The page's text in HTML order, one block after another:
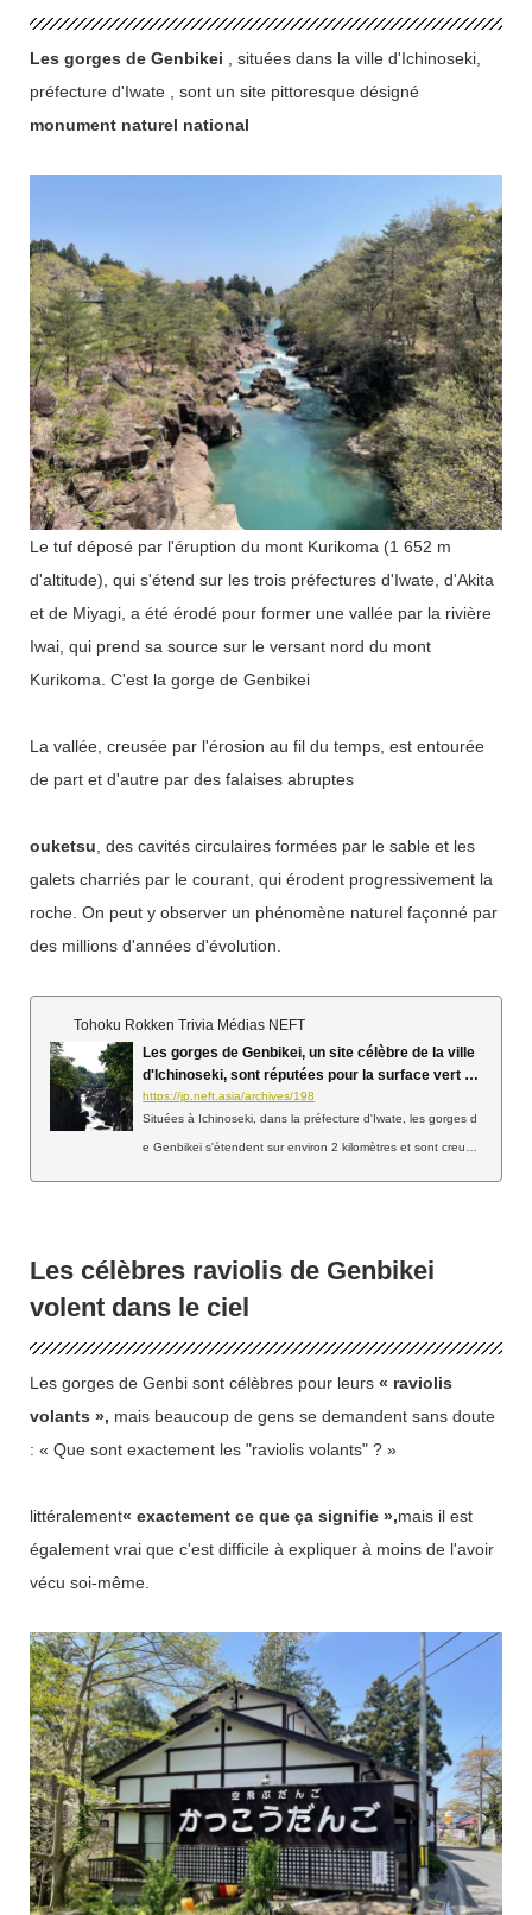
Les gorges de Genbikei , situées dans la ville d'Ichinoseki,
préfecture d'Iwate , sont un site pittoresque désigné
monument naturel national
Le tuf déposé par l'éruption du mont Kurikoma (1 652 m
d'altitude), qui s'étend sur les trois préfectures d'Iwate, d'Akita
et de Miyagi, a été érodé pour former une vallée par la rivière
Iwai, qui prend sa source sur le versant nord du mont
Kurikoma. C'est la gorge de Genbikei
La vallée, creusée par l'érosion au fil du temps, est entourée
de part et d'autre par des falaises abruptes
ouketsu , des cavités circulaires formées par le sable et les
galets charriés par le courant, qui érodent progressivement la
roche. On peut y observer un phénomène naturel façonné par
des millions d'années d'évolution.
Tohoku Rokken Trivia Médias NEFT
Les gorges de Genbikei, un site célèbre de la ville
d'Ichinoseki, sont réputées pour la surface vert é
meraude de leur rivière et leurs raviolis volants (p
réfecture d'Iwate)
https://jp.neft.asia/archives/198
Situées à Ichinoseki, dans la préfecture d'Iwate, les gorges d
e Genbikei s'étendent sur environ 2 kilomètres et sont creusé
s teintée par les sédiments du fond de la rivière et les sources
même apercevoir la surface de la rivière se parer d'une magni
fique teinte vert émeraude. C'est cette couleur vert émeraude
qui a valu à Genbikei d'être désignée par Date Masamune co
Les célèbres raviolis de Genbikei
volent dans le ciel
Les gorges de Genbi sont célèbres pour leurs « raviolis
volants », mais beaucoup de gens se demandent sans doute
: « Que sont exactement les "raviolis volants" ? »
littéralement« exactement ce que ça signifie »,mais il est
également vrai que c'est difficile à expliquer à moins de l'avoir
vécu soi-même.